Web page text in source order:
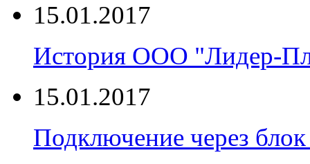
15.01.2017
История ООО "Лидер-
15.01.2017
Подключение через